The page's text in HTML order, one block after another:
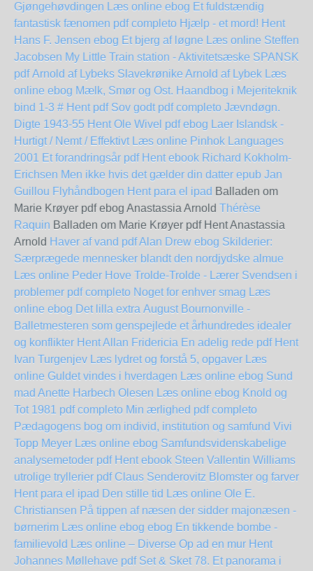
Gjøngehøvdingen Læs online ebog Et fuldstændig
fantastisk fænomen pdf completo Hjælp - et mord! Hent
Hans F. Jensen ebog Et bjerg af løgne Læs online Steffen
Jacobsen My Little Train station - Aktivitetsæske SPANSK
pdf Arnold af Lybeks Slavekrønike Arnold af Lybek Læs
online ebog Mælk, Smør og Ost. Haandbog i Mejeriteknik
bind 1-3 # Hent pdf Sov godt pdf completo Jævndøgn.
Digte 1943-55 Hent Ole Wivel pdf ebog Laer Islandsk -
Hurtigt / Nemt / Effektivt Læs online Pinhok Languages
2001 Et forandringsår pdf Hent ebook Richard Kokholm-
Erichsen Men ikke hvis det gælder din datter epub Jan
Guillou Flyhåndbogen Hent para el ipad Balladen om
Marie Krøyer pdf ebog Anastassia Arnold Thérèse
Raquin Balladen om Marie Krøyer pdf Hent Anastassia
Arnold Haver af vand pdf Alan Drew ebog Skilderier:
Særprægede mennesker blandt den nordjydske almue
Læs online Peder Hove Trolde-Trolde - Lærer Svendsen i
problemer pdf completo Noget for enhver smag Læs
online ebog Det lilla extra August Bournonville -
Balletmesteren som genspejlede et århundredes idealer
og konflikter Hent Allan Fridericia En adelig rede pdf Hent
Ivan Turgenjev Læs lydret og forstå 5, opgaver Læs
online Guldet vindes i hverdagen Læs online ebog Sund
mad Anette Harbech Olesen Læs online ebog Knold og
Tot 1981 pdf completo Min ærlighed pdf completo
Pædagogens bog om individ, institution og samfund Vivi
Topp Meyer Læs online ebog Samfundsvidenskabelige
analysemetoder pdf Hent ebook Steen Vallentin Williams
utrolige tryllerier pdf Claus Senderovitz Blomster og farver
Hent para el ipad Den stille tid Læs online Ole E.
Christiansen På tippen af næsen der sidder majonæsen -
børnerim Læs online ebog ebog En tikkende bombe -
familievold Læs online – Diverse Op ad en mur Hent
Johannes Møllehave pdf Set & Sket 78. Et panorama i